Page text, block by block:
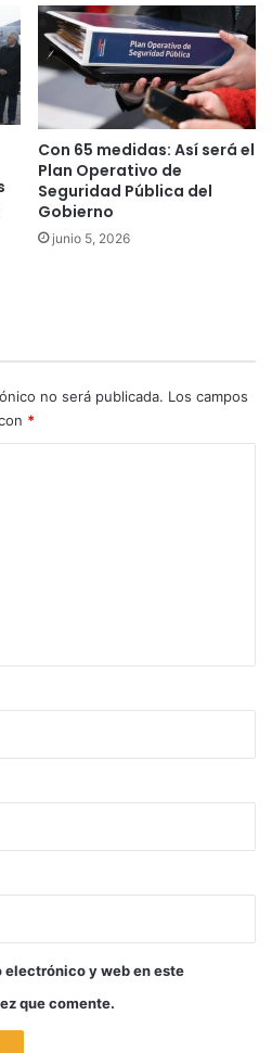
Con 65 medidas: Así será el
Plan Operativo de
Seguridad Pública del
Gobierno
junio 5, 2026
no será publicada. Los campos
*
electrónico y web en este
que comente.